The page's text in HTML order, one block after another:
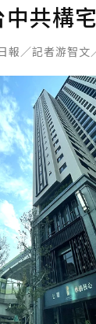
中共構
報／記者游智文